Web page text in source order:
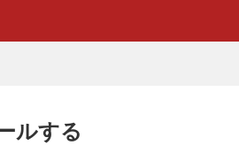
ルする